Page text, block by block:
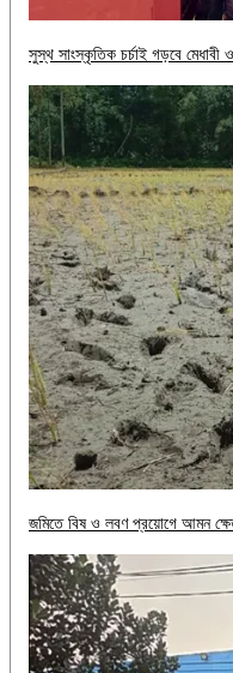
সুস্থ সাংস্কৃতিক চর্চাই গড়বে
জমিতে বিষ ও লবণ প্রয়োগে আমন